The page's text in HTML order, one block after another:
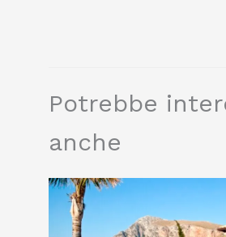
Potrebbe
anche